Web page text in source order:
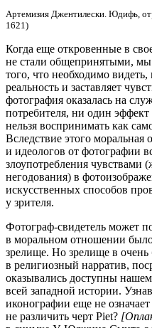
Артемизия Джентилески. Юдифь,
1621)
Когда еще откровенные в
не стали общепринятыми, мы
того, что необходимо
реальность и заставляет
фотография оказалась на
потребителя, ни один
нельзя воспринимать как
Вследствие этого моральная
и идеологов от фотографии
злоупотребления чувствами
негодования) в
искусственных способов
у зрителя.
Фотограф-свидетель может
в моральном отношении
зрелище. Но зрелище в
в религиозный нарратив,
оказывались доступны
всей западной истории.
иконографии еще не
не различить черт Piet?